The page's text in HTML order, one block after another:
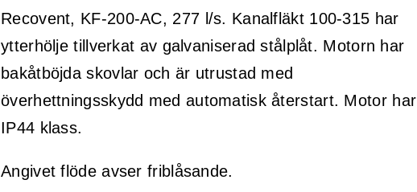
Recovent, KF-200-AC, 277 l/s. Kanalfläkt 100-315 har
ytterhölje tillverkat av galvaniserad stålplåt. Motorn har
bakåtböjda skovlar och är utrustad med
överhettningsskydd med automatisk återstart. Motor har
IP44 klass.
Angivet flöde avser friblåsande.